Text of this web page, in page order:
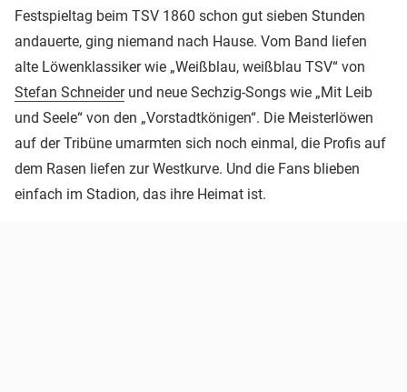
Festspieltag beim TSV 1860 schon gut sieben Stunden
andauerte, ging niemand nach Hause. Vom Band liefen
alte Löwenklassiker wie „Weißblau, weißblau TSV“ von
Stefan Schneiderund neue Sechzig-Songs wie „Mit Leib
und Seele“ von den „Vorstadtkönigen“. Die Meisterlöwen
auf der Tribüne umarmten sich noch einmal, die Profis auf
dem Rasen liefen zur Westkurve. Und die Fans blieben
einfach im Stadion, das ihre Heimat ist.